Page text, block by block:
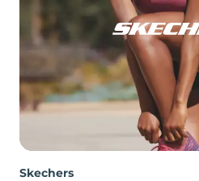
Skechers